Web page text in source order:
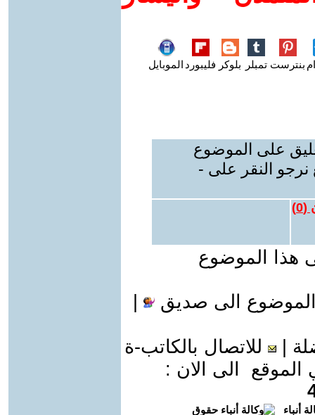
بنترست تمبلر بلوكر فليبورد الموبايل
على الموضوع
نرجو النقر على -
(
0
)
هذا الموضوع
الى صديق
للاتصال بالكاتب-ة
الى الان :